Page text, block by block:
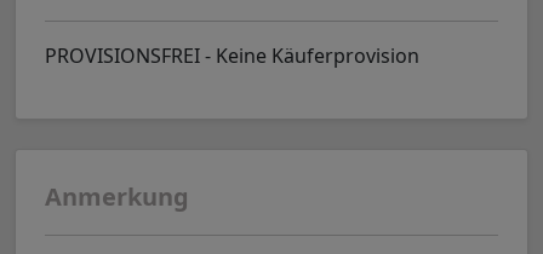
PROVISIONSFREI - Keine Käuferprovision
Anmerkung